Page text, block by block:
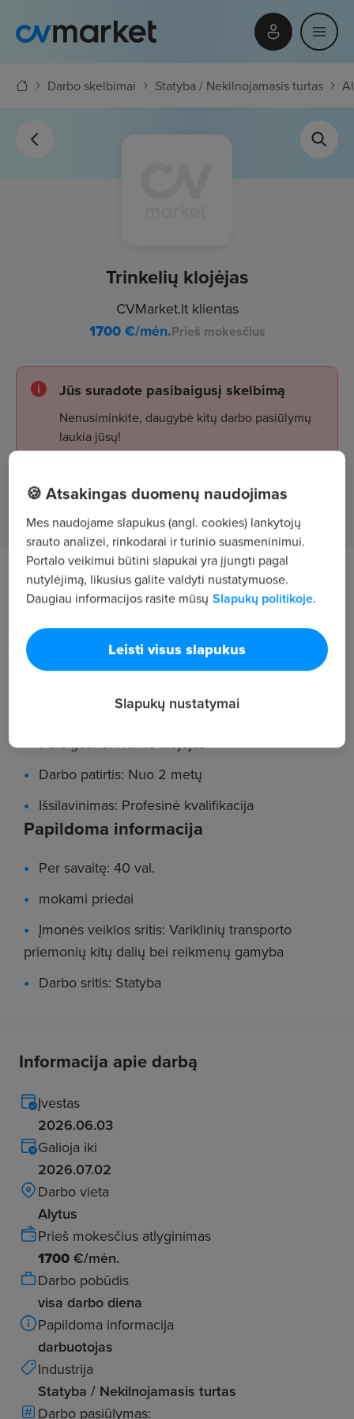
Darbo skelbimai Statyba / Nekilnojamasis turtas
Trinkelių klojėjas
CVMarket.lt klientas
1700€/mėn.Prieš mokesčius
Jūs suradote pasibaigusį skelbimą
Nenusiminkite, daugybė kitų darbo pasiūlymų
laukia jūsų!
Žiūrėti skelbimus
Darbo aprašymas
Kelio, vejos bortų montavimas, trinkelių klojimas,
Reikalavimai
Pareigos: Grindinio klojėjas
Darbo patirtis: Nuo 2 metų
Išsilavinimas: Profesinė kvalifikacija
Papildoma informacija
Per savaitę: 40 val.
mokami priedai
Įmonės veiklos sritis: Variklinių transporto
priemonių kitų dalių bei reikmenų gamyba
Darbo sritis: Statyba
Informacija apie darbą
Įvestas
2026.06.03
Galioja iki
2026.07.02
Darbo vieta
Alytus
Prieš mokesčius atlyginimas
1700 €/mėn.
Darbo pobūdis
visa darbo diena
Papildoma informacija
darbuotojas
Industrija
Statyba / Nekilnojamasis turtas
Darbo pasiūlymas:
🍪 Atsakingas duomenų naudojimas
Mes naudojame slapukus (angl. cookies) lankytojų
srauto analizei, rinkodarai ir turinio suasmeninimui.
Portalo veikimui būtini slapukai yra įjungti pagal
nutylėjimą, likusius galite valdyti nustatymuose.
Daugiau informacijos rasite mūsų Slapukų politikoje.
Leisti visus slapukus
Slapukų nustatymai